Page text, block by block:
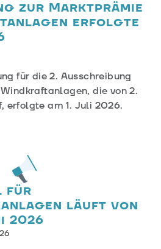
zur Marktprämie
erfolgte
für die 2. Ausschreibung
die von 2.
erfolgte am 1. Juli 2026.
für
läuft von
2026